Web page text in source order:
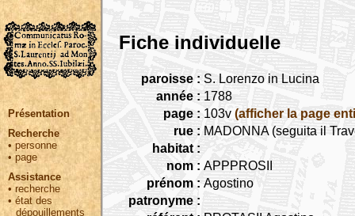
Présentation
Recherche
• personne
•page
Assistance
• recherche
•état des
dépouillements
Fiche individuelle
paroisse : S. Lorenzo in Lucina
année : 1788
page : 103v (afficher la page
rue : MADONNA (seguita il
habitat :
nom : APPPROSII
prénom : Agostino
patronyme :